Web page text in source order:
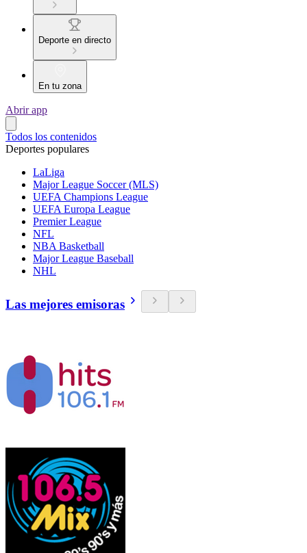
Deporte en directo
En tu zona
Abrir app
Todos los contenidos
Deportes populares
LaLiga
Major League Soccer (MLS)
UEFA Champions League
UEFA Europa League
Premier League
NFL
NBA Basketball
Major League Baseball
NHL
Las mejores emisoras